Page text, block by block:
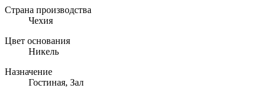
Страна производства
Чехия
Цвет основания
Никель
Назначение
Гостиная, Зал